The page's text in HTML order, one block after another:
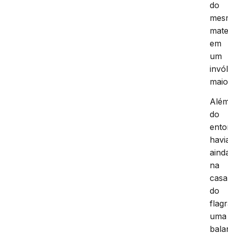
do
em
um
do
na
casa
do
uma